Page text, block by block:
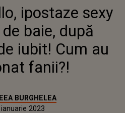
ÎN COSTUM DE BAIE,
DESPĂRȚIREA DE IUBIT!
AU REACȚIONAT FANII?!
ipostaze sexy
baie, după
iubit! Cum au
fanii?!
BURGHELEA
2023